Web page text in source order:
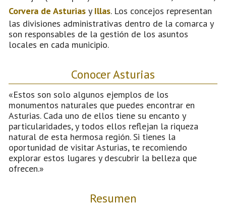
Corvera de Asturias y Illas. Los concejos representan
las divisiones administrativas dentro de la comarca y
son responsables de la gestión de los asuntos
locales en cada municipio.
Conocer Asturias
«Estos son solo algunos ejemplos de los
monumentos naturales que puedes encontrar en
Asturias. Cada uno de ellos tiene su encanto y
particularidades, y todos ellos reflejan la riqueza
natural de esta hermosa región. Si tienes la
oportunidad de visitar Asturias, te recomiendo
explorar estos lugares y descubrir la belleza que
ofrecen.»
Resumen